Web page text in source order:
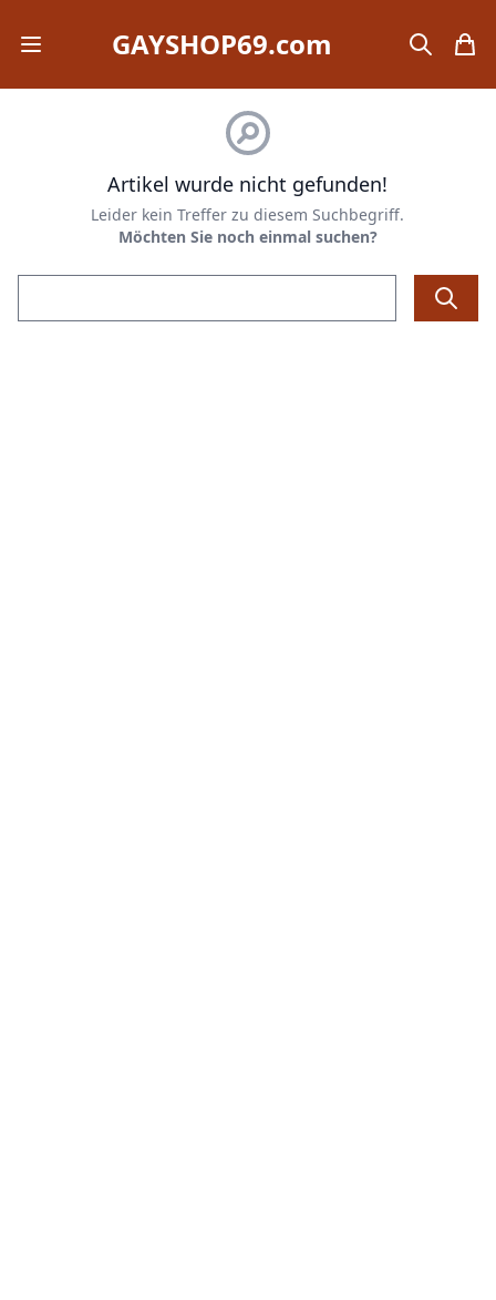
Open mobile menuGAYSHOP69.com search
Artikel wurde nicht gefunden!
Leider kein Treffer zu diesem Suchbegriff.
Möchten Sie noch einmal suchen?